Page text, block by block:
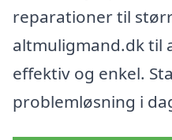
reparationer til
altmuligmand.dk til
effektiv og enkel.
problemløsning i